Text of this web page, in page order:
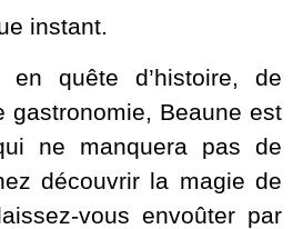
instant.
quête d’histoire, de
gastronomie, Beaune est
ne manquera pas de
découvrir la magie de
vous envoûter par